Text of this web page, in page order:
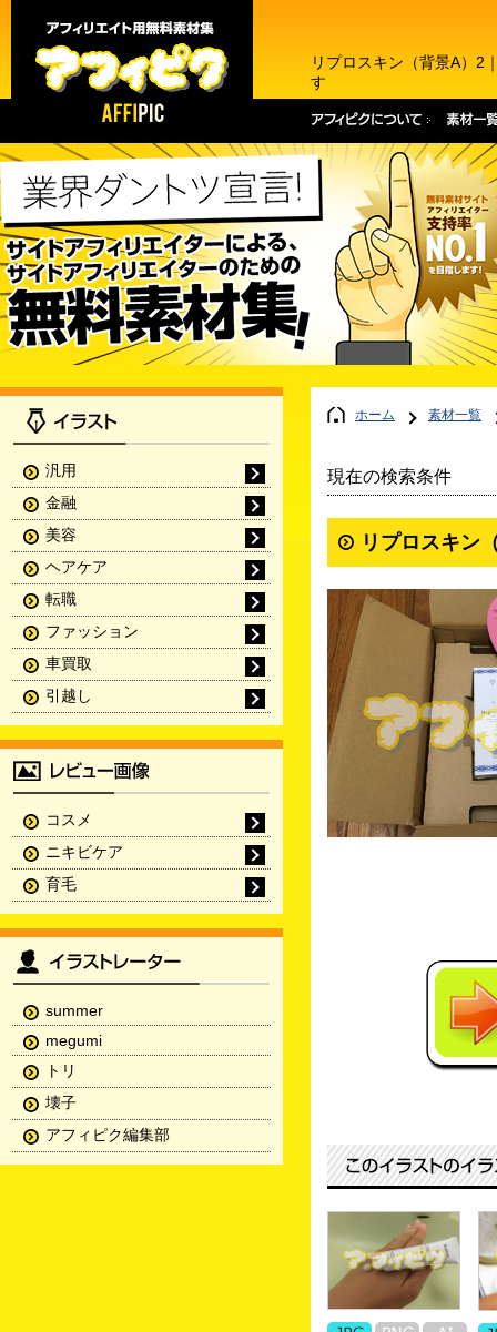
リプロスキン（背景A）2
す
ホーム 素材一覧
現在の検索条件
リプロスキン
汎用
金融
美容
ヘアケア
転職
ファッション
車買取
引越し
コスメ
ニキビケア
育毛
summer
megumi
トリ
壊子
アフィピク編集部